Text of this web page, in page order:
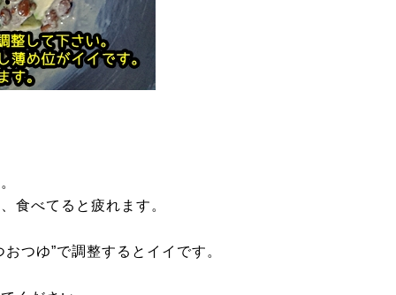
食べてると疲れます。
つゆ”で調整するとイイです。